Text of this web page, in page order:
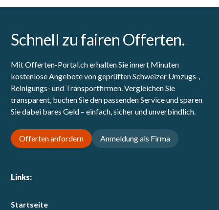
Schnell zu fairen Offerten.
Mit Offerten-Portal.ch erhalten Sie innert Minuten
kostenlose Angebote von geprüften Schweizer Umzugs-,
Reinigungs- und Transportfirmen. Vergleichen Sie
transparent, buchen Sie den passenden Service und sparen
Sie dabei bares Geld – einfach, sicher und unverbindlich.
Offerten anfordern Anmeldung als Firma
Links:
Startseite